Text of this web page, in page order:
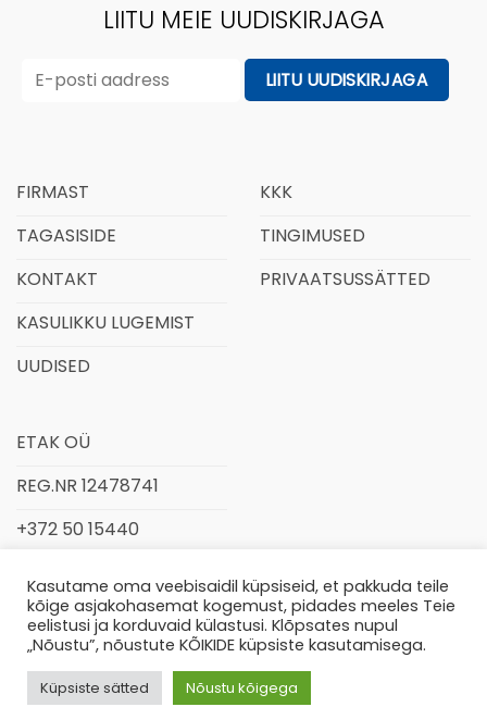
LIITU MEIE UUDISKIRJAGA
FIRMAST
TAGASISIDE
KONTAKT
KASULIKKU LUGEMIST
UUDISED
KKK
TINGIMUSED
PRIVAATSUSSÄTTED
ETAK OÜ
REG.NR 12478741
+372 50 15440
© 2026,www.etak.ee Kõik õigused kaitstud
Kasutame oma veebisaidil küpsiseid, et pakkuda teile
kõige asjakohasemat kogemust, pidades meeles Teie
eelistusi ja korduvaid külastusi. Klõpsates nupul
„Nõustu”, nõustute KÕIKIDE küpsiste kasutamisega.
Küpsiste sätted Nõustu kõigega